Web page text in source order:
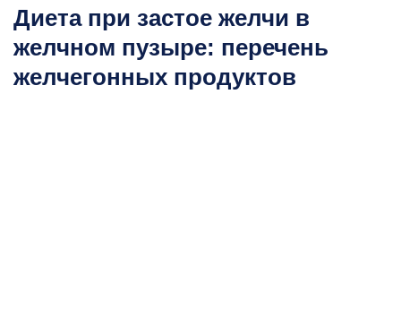
Диета при застое желчи в
желчном пузыре: перечень
желчегонных продуктов